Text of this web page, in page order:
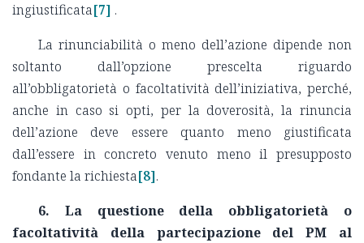
ingiustificata[7] .
La rinunciabilità o meno dell’azione dipende non
soltanto dall’opzione prescelta riguardo
all’obbligatorietà o facoltatività dell’iniziativa, perché,
anche in caso si opti, per la doverosità, la rinuncia
dell’azione deve essere quanto meno giustificata
dall’essere in concreto venuto meno il presupposto
fondante la richiesta[8].
6. La questione della obbligatorietà o
facoltatività della partecipazione del PM al